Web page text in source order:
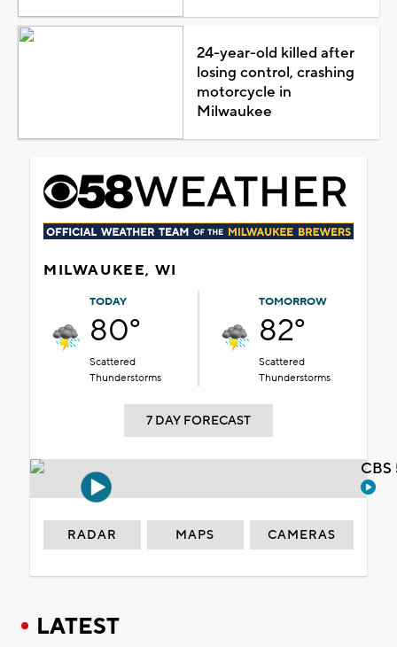
24-year-old killed after
losing control, crashing
motorcycle in
Milwaukee
MILWAUKEE, WI
TODAY
80°
Scattered
Thunderstorms
TOMORROW
82°
Scattered
Thunderstorms
7 DAY FORECAST
RADAR MAPS CAMERAS
LATEST